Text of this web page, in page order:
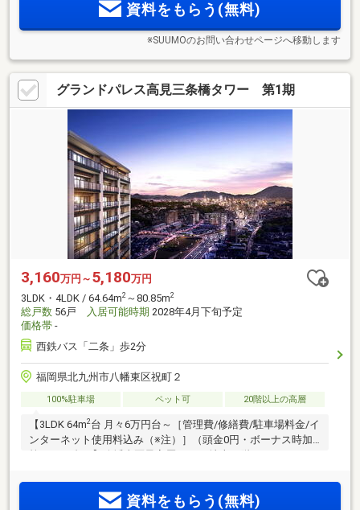
資料をもらう(無料)
※SUUMOのお問い合わせページへ移動します
グランドパレス高見三条橋タワー 第1期
3,160万円～ 5,180万円
3LDK・4LDK / 64.64m2 ～80.85m2
総戸数 56戸 入居可能時期 2028年4月下旬予定
価格帯 -
西鉄バス「二条」歩2分
福岡県北九州市八幡東区祝町２
100%駐車場 ペット可 20階以上の高層
【3LDK 64m2 台 月々6万円台～［管理費/修繕費/駐車場料金/イ
ンターネット使用料込み（※注）］（頭金0円・ボーナス時加
住戸率68％。IoTシステム採用。ZEH-M（予定）。公園や学校
が徒歩圏内の子育て環境資料をもらう(無料)